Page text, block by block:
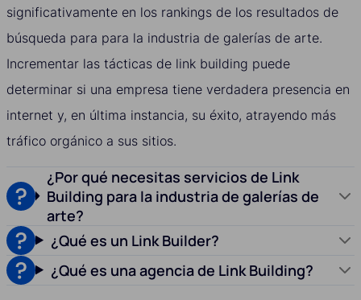
significativamente en los rankings de los resultados de
búsqueda para para la industria de galerías de arte.
Incrementar las tácticas de link building puede
determinar si una empresa tiene verdadera presencia en
internet y, en última instancia, su éxito, atrayendo más
tráfico orgánico a sus sitios.
¿Por qué necesitas servicios de Link
Building para la industria de galerías de
arte?
¿Qué es un Link Builder?
¿Qué es una agencia de Link Building?